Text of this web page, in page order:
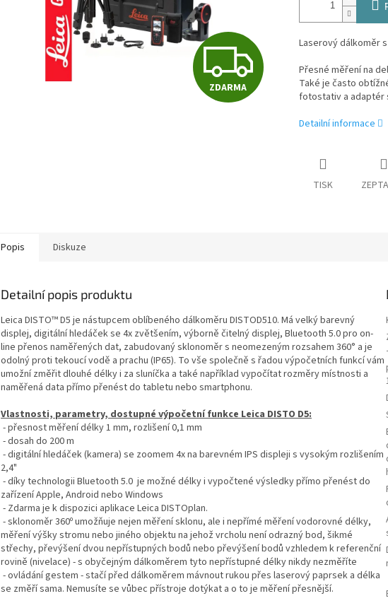
Z
D
A
ZDARMA
Laserový dálkoměr
Přesné měření na
Také je často
fotostativ a adaptér
Detailní informace
TISK
Popis Diskuze
Detailní popis produktu
Leica DISTO™ D5 je nástupcem oblíbeného dálkoměru DISTOD510. Má velký barevný
displej, digitální hledáček se 4x zvětšením, výborně čitelný displej, Bluetooth 5.0 pro on-
line přenos naměřených dat, zabudovaný sklonoměr s neomezeným rozsahem 360° a je
odolný proti tekoucí vodě a prachu (IP65). To vše společně s řadou výpočetních funkcí vám
umožní změřit dlouhé délky i za sluníčka a také například vypočítat rozměry místnosti a
naměřená data přímo přenést do tabletu nebo smartphonu.
Vlastnosti, parametry, dostupné výpočetní funkce Leica DISTO D5:
- přesnost měření délky 1 mm, rozlišení 0,1 mm
- dosah do 200 m
- digitální hledáček (kamera) se zoomem 4x na barevném IPS displeji s vysokým rozlišením
2,4"
- díky technologii Bluetooth 5.0 je možné délky i vypočtené výsledky přímo přenést do
zařízení Apple, Android nebo Windows
- Zdarma je k dispozici aplikace Leica DISTOplan.
- sklonoměr 360º umožňuje nejen měření sklonu, ale i nepřímé měření vodorovné délky,
měření výšky stromu nebo jiného objektu na jehož vrcholu není odrazný bod, šikmé
střechy, převýšení dvou nepřístupných bodů nebo převýšení bodů vzhledem k referenční
rovině (nivelace) - s obyčejným dálkoměrem tyto nepřístupné délky nikdy nezměříte
- ovládání gestem - stačí před dálkoměrem mávnout rukou přes laserový paprsek a délka
se změří sama. Nemusíte se vůbec přístroje dotýkat a o to je měření přesnější.